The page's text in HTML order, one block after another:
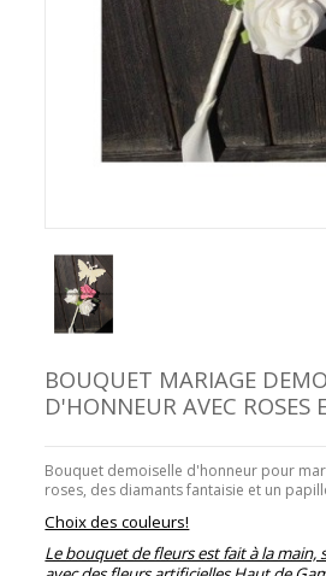
BOUQUET MARIAGE
D'HONNEUR AVEC ROSES
Bouquet demoiselle d'honneur pour
roses, des diamants fantaisie et un
Choix des couleurs!
Le bouquet de fleurs est fait à la main,